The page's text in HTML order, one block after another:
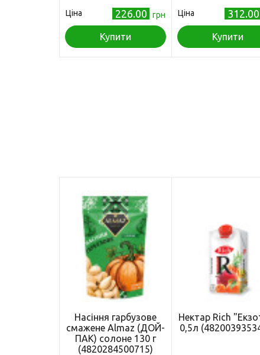
Ціна 226.00 грн
Купити
Ціна 312.00
Купити
Насіння гарбузове
смажене Almaz (ДОЙ-
ПАК) солоне 130 г
(4820284500715)
Нектар Rich
0,5л